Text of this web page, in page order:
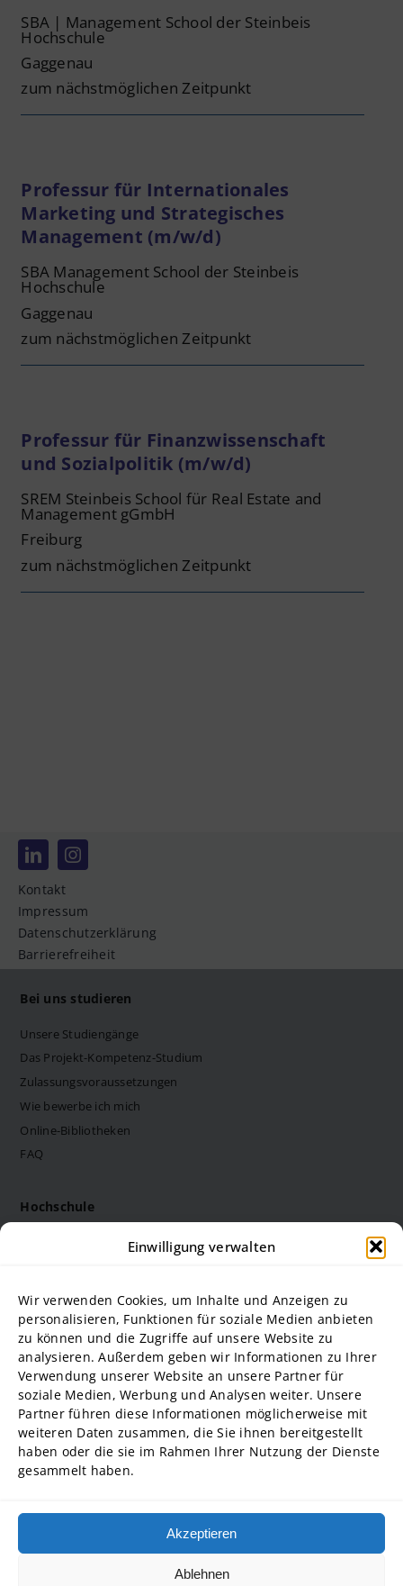
Einwilligung verwalten
Wir verwenden Cookies, um Inhalte und Anzeigen zu
personalisieren, Funktionen für soziale Medien anbieten
zu können und die Zugriffe auf unsere Website zu
analysieren. Außerdem geben wir Informationen zu Ihrer
Verwendung unserer Website an unsere Partner für
soziale Medien, Werbung und Analysen weiter. Unsere
Partner führen diese Informationen möglicherweise mit
weiteren Daten zusammen, die Sie ihnen bereitgestellt
haben oder die sie im Rahmen Ihrer Nutzung der Dienste
gesammelt haben.
Akzeptieren
Ablehnen
SBA | Management School der Steinbeis
Hochschule
Gaggenau
zum nächstmöglichen Zeitpunkt
Professur für Internationales
Marketing und Strategisches
Management (m/w/d)
SBA Management School der Steinbeis
Hochschule
Gaggenau
zum nächstmöglichen Zeitpunkt
Professur für Finanzwissenschaft
und Sozialpolitik (m/w/d)
SREM Steinbeis School für Real Estate and
Management gGmbH
Freiburg
zum nächstmöglichen Zeitpunkt
Kontakt
Impressum
Datenschutzerklärung
Barrierefreiheit
Bei uns studieren
Unsere Studiengänge
Das Projekt-Kompetenz-Studium
Zulassungsvoraussetzungen
Wie bewerbe ich mich
Online-Bibliotheken
FAQ
Hochschule
Die Steinbeis Hochschule
Struktur und Organe
Stellenausschreibungen
Diversity Management
Hochschulpartner
ADG Business School an der Steinbeis-Hochschule GmbH
SBA | Management School der Steinbeis Hochschule
Steinbeis School of International Business and Entrepreneurship
(SIBE) GmbH